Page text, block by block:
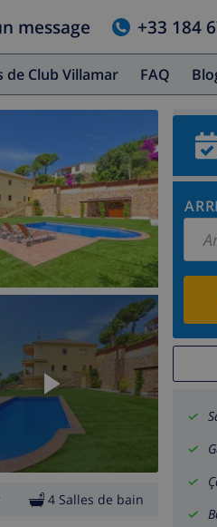
message +33 184
de Club Villamar FAQ
4 Salles de bain